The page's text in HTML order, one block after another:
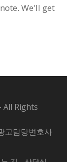
We'll get
All Rights
고담당변호사